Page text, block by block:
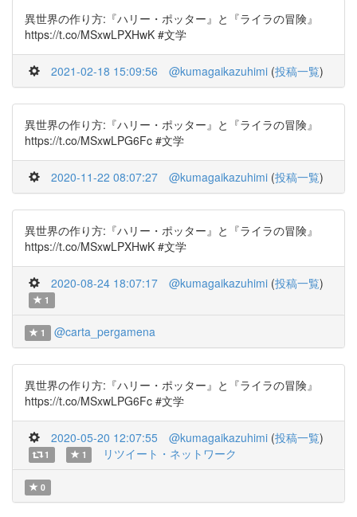
異世界の作り方:『ハリー・ポッター』と『ライラの冒険』
https://t.co/MSxwLPXHwK #文学
2021-02-18 15:09:56 @kumagaikazuhimi (投稿一覧)
異世界の作り方:『ハリー・ポッター』と『ライラの冒険』
https://t.co/MSxwLPG6Fc #文学
2020-11-22 08:07:27 @kumagaikazuhimi (投稿一覧)
異世界の作り方:『ハリー・ポッター』と『ライラの冒険』
https://t.co/MSxwLPXHwK #文学
2020-08-24 18:07:17 @kumagaikazuhimi (投稿一覧)
1
1 @carta_pergamena
異世界の作り方:『ハリー・ポッター』と『ライラの冒険』
https://t.co/MSxwLPG6Fc #文学
2020-05-20 12:07:55 @kumagaikazuhimi (投稿一覧)
1 1 リツイート・ネットワーク
0